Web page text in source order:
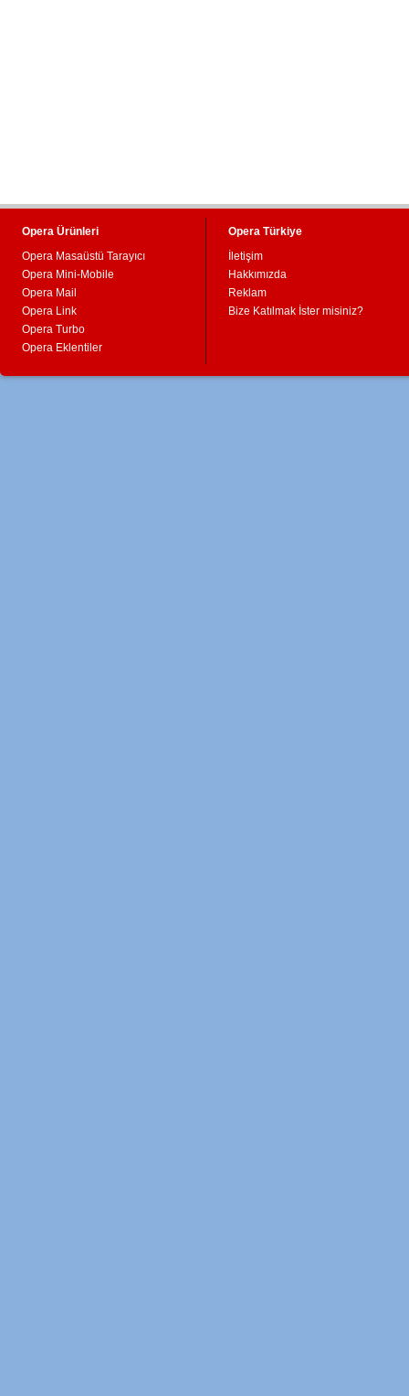
Opera Ürünleri
Opera Masaüstü Tarayıcı
Opera Mini-Mobile
Opera Mail
Opera Link
Opera Turbo
Opera Eklentiler
Opera Türkiye
İletişim
Hakkımızda
Reklam
Bize Katılmak İster misiniz?